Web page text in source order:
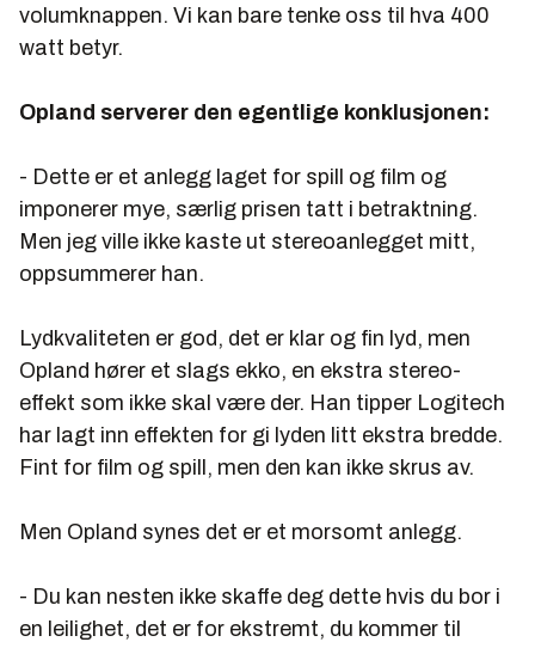
volumknappen. Vi kan bare tenke oss til hva 400
watt betyr.
Opland serverer den egentlige konklusjonen:
- Dette er et anlegg laget for spill og film og
imponerer mye, særlig prisen tatt i betraktning.
Men jeg ville ikke kaste ut stereoanlegget mitt,
oppsummerer han.
Lydkvaliteten er god, det er klar og fin lyd, men
Opland hører et slags ekko, en ekstra stereo-
effekt som ikke skal være der. Han tipper Logitech
har lagt inn effekten for gi lyden litt ekstra bredde.
Fint for film og spill, men den kan ikke skrus av.
Men Opland synes det er et morsomt anlegg.
- Du kan nesten ikke skaffe deg dette hvis du bor i
en leilighet, det er for ekstremt, du kommer til